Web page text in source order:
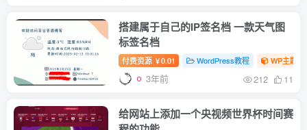
搭建属于自己的IP签名档 一款天气图
标签名档
付费资源 ￥0.01 WordPress教程 WP主题美
3年前 212 11
给网站上添加一个央视频世界杯时间赛